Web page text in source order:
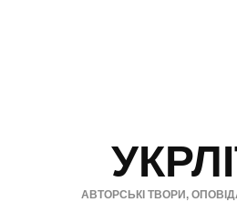
АВТОРСЬКІ ТВОРИ,